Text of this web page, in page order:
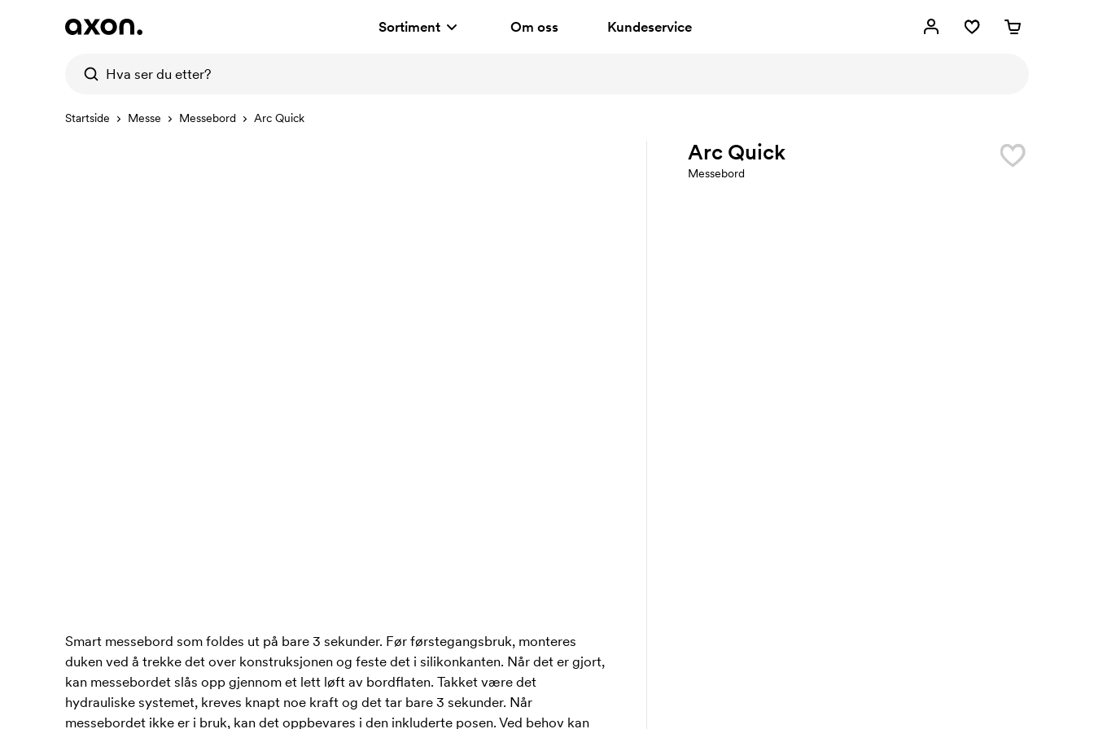
Sortiment Om oss Kundeservice
Startside Messe Messebord Arc Quick
Arc Quick
Messebord
Smart messebord som foldes ut på bare 3 sekunder. Før førstegangsbruk, monteres
duken ved å trekke det over konstruksjonen og feste det i silikonkanten. Når det er gjort,
kan messebordet slås opp gjennom et lett løft av bordflaten. Takket være det
hydrauliske systemet, kreves knapt noe kraft og det tar bare 3 sekunder. Når
messebordet ikke er i bruk, kan det oppbevares i den inkluderte posen. Ved behov kan